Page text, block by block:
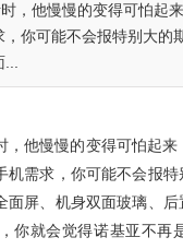
，他慢慢的变得可怕起
你可能不会报特别大的
，他慢慢的变得可怕起
机需求，你可能不会报
面屏、机身双面玻璃、
你就会觉得诺基亚不再